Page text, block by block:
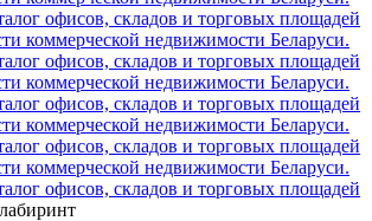
офисов, складов и торговых площадей
коммерческой недвижимости Беларуси.
офисов, складов и торговых площадей
коммерческой недвижимости Беларуси.
офисов, складов и торговых площадей
коммерческой недвижимости Беларуси.
офисов, складов и торговых площадей
коммерческой недвижимости Беларуси.
офисов, складов и торговых площадей
лабиринт